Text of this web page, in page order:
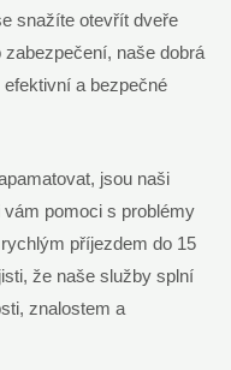
snažíte otevřít dveře
naše dobrá
a bezpečné
jsou naši
vám pomoci s problémy
příjezdem do 15
že naše služby splní
znalostem a